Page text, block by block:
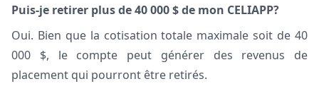
Puis-je retirer plus de 40 000 $ de mon CELIAPP?
Oui. Bien que la cotisation totale maximale soit de 40
000 $, le compte peut générer des revenus de
placement qui pourront être retirés.